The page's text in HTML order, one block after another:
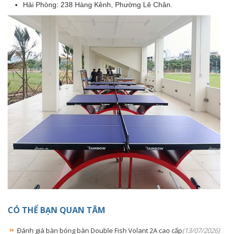
Hải Phòng: 238 Hàng Kênh, Phường Lê Chân.
CÓ THỂ BẠN QUAN TÂM
Đánh giá bàn bóng bàn Double Fish Volant 2A cao cấp(13/07/2026)